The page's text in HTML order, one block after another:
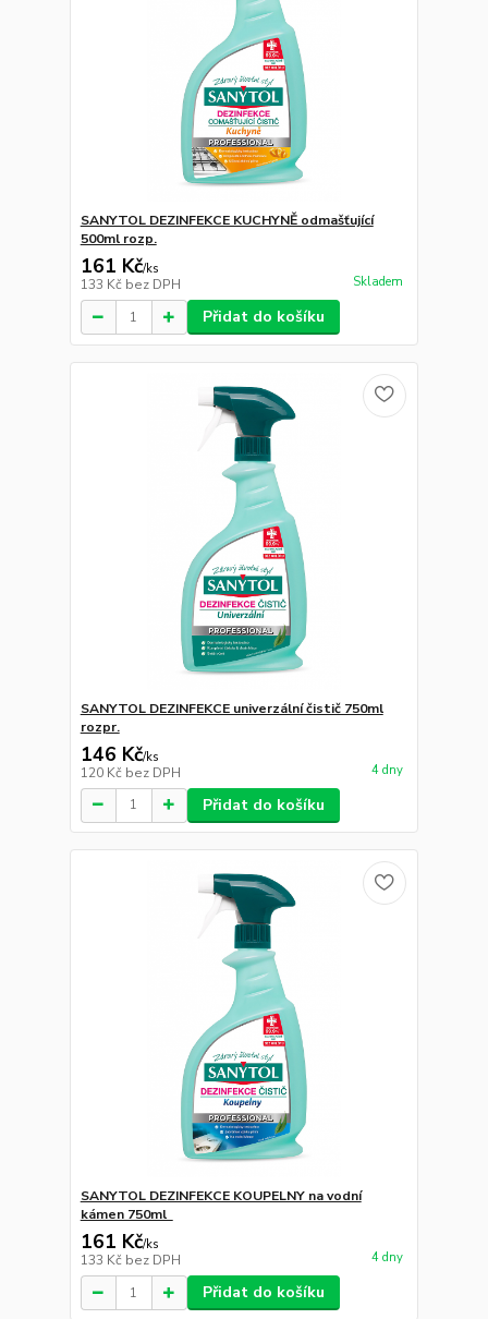
SANYTOL DEZINFEKCE KUCHYNĚ odmašťující
500ml rozp.
161 Kč/ks
133 Kč bez DPH Skladem
Přidat do košíku
SANYTOL DEZINFEKCE univerzální čistič 750ml
rozpr.
146 Kč/ks
120 Kč bez DPH 4 dny
Přidat do košíku
SANYTOL DEZINFEKCE KOUPELNY na vodní
kámen 750ml
161 Kč/ks
133 Kč bez DPH 4 dny
Přidat do košíku